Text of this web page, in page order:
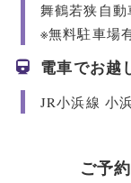
舞鶴若狭自
※無料駐車場
電車でお越
JR小浜線 小
ご予